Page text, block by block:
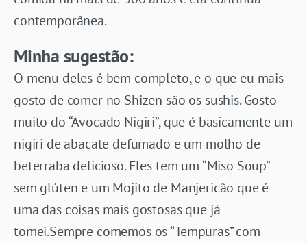
contemporânea.
Minha sugestão:
O menu deles é bem completo, e o que eu mais
gosto de comer no Shizen são os sushis. Gosto
muito do “Avocado Nigiri”, que é basicamente um
nigiri de abacate defumado e um molho de
beterraba delicioso. Eles tem um “Miso Soup”
sem glúten e um Mojito de Manjericão que é
uma das coisas mais gostosas que já
tomei.Sempre comemos os “Tempuras” com